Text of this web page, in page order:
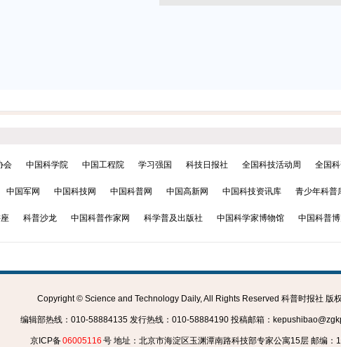
会 中国科学院 中国工程院 学习强国 科技日报社 全国科技活动周 全国科
中国军网 中国科技网 中国科普网 中国高新网 中国科技资讯库 青少年科普
科普沙龙 中国科普作家网 科学普及出版社 中国科学家博物馆 中国科普
Copyright © Science and Technology Daily, All Rights Reserved 科普时报社 版
编辑部热线：010-58884135 发行热线：010-58884190 投稿邮箱：
京ICP备06005116 号 地址：北京市海淀区玉渊潭南路科技部专家公寓15层 邮编：